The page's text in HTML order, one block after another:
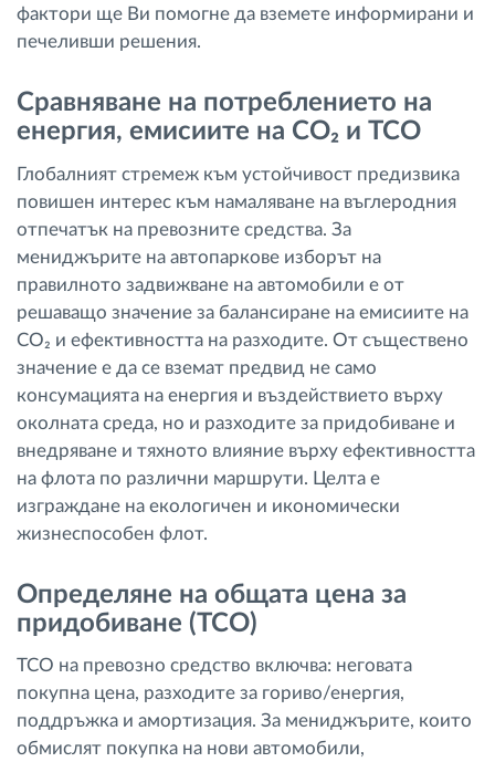
фактори ще Ви помогне да вземете информирани и
печеливши решения.
Сравняване на потреблението на
енергия, емисиите на CO₂ и TCO
Глобалният стремеж към устойчивост предизвика
повишен интерес към намаляване на въглеродния
отпечатък на превозните средства. За
мениджърите на автопаркове изборът на
правилното задвижване на автомобили е от
решаващо значение за балансиране на емисиите на
CO₂ и ефективността на разходите. От съществено
значение е да се вземат предвид не само
консумацията на енергия и въздействието върху
околната среда, но и разходите за придобиване и
внедряване и тяхното влияние върху ефективността
на флота по различни маршрути. Целта е
изграждане на екологичен и икономически
жизнеспособен флот.
Определяне на общата цена за
придобиване (TCO)
TCO на превозно средство включва: неговата
покупна цена, разходите за гориво/енергия,
поддръжка и амортизация. За мениджърите, които
обмислят покупка на нови автомобили,